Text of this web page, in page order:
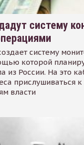
систему
систему
которой
из России. На это
прислушиваться к
власти